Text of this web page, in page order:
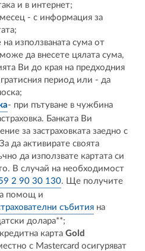
и в интернет;
- с информация за
използваната сума от
да внесете цялата сума,
Ви до края на предходния
период или - да
- при пътуване в чужбина
Банката Ви
за застраховката заедно с
да активирате своята
да използвате картата си
В случай на необходимост
2 90 30 130. Ще получите
помощ и
събития на
долара**;
картаGold
с Mastercard осигуряват